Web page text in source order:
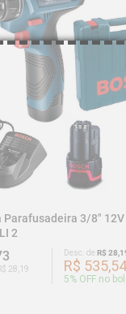
Parafusadeira 3/8" 12V
2
28,19
Desc. de R$
R$ 535,54
5% OFF no